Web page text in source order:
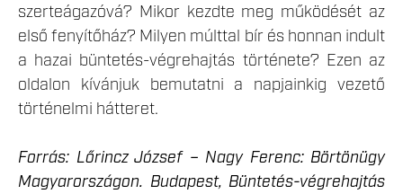
szerteágazóvá? Mikor kezdte meg működését az
első fenyítőház? Milyen múlttal bír és honnan indult
a hazai büntetés-végrehajtás története? Ezen az
oldalon kívánjuk bemutatni a napjainkig vezető
történelmi hátteret.
Forrás: Lőrincz József – Nagy Ferenc: Börtönügy
Magyarországon. Budapest, Büntetés-végrehajtás